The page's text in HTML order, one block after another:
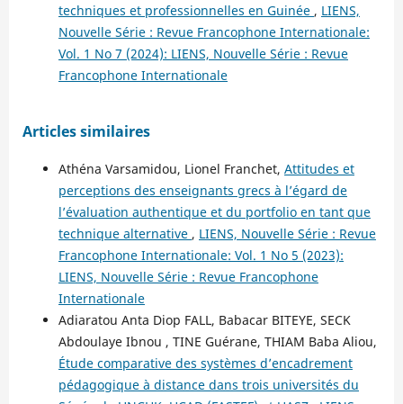
techniques et professionnelles en Guinée , LIENS,
Nouvelle Série : Revue Francophone Internationale:
Vol. 1 No 7 (2024): LIENS, Nouvelle Série : Revue
Francophone Internationale
Articles similaires
Athéna Varsamidou, Lionel Franchet, Attitudes et
perceptions des enseignants grecs à l’égard de
l’évaluation authentique et du portfolio en tant que
technique alternative , LIENS, Nouvelle Série : Revue
Francophone Internationale: Vol. 1 No 5 (2023):
LIENS, Nouvelle Série : Revue Francophone
Internationale
Adiaratou Anta Diop FALL, Babacar BITEYE, SECK
Abdoulaye Ibnou , TINE Guérane, THIAM Baba Aliou,
Étude comparative des systèmes d’encadrement
pédagogique à distance dans trois universités du